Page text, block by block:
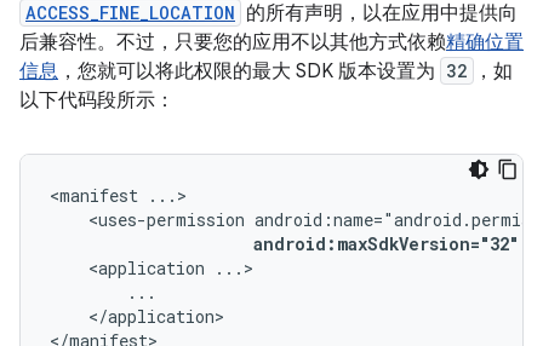
ACCESS_FINE_LOCATION 的所有声明，以在应用中提供向
后兼容性。不过，只要您的应用不以其他方式依赖精确位置
信息 ，您就可以将此权限的最大 SDK 版本设置为 32
，如
以下代码段所示：
<manifest
<uses-permission
android:maxSdkVersion="32"
<application
</application>
</manifest>